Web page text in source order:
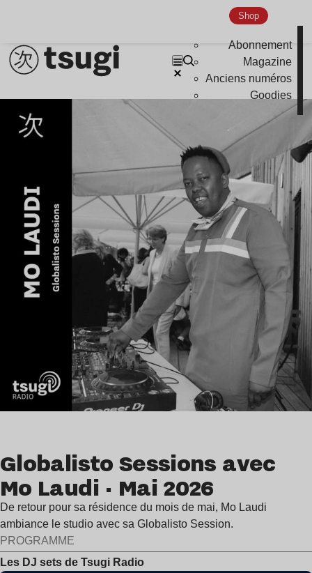
Shop
Abonnement
Magazine
Anciens numéros
Goodies
Globalisto Sessions avec
Mo Laudi · Mai 2026
De retour pour sa résidence du mois de mai, Mo Laudi
ambiance le studio avec sa Globalisto Session.
PROGRAMME
Les DJ sets de Tsugi Radio